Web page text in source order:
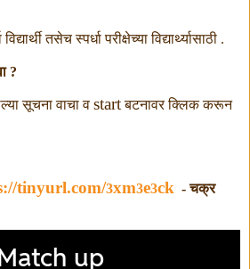
तसेच स्पर्धा परीक्षेच्या विद्यार्थ्यासाठी .
?
सूचना वाचा व startबटनावर क्लिक करून
tinyurl.com/3xm3e3ck - चक्र